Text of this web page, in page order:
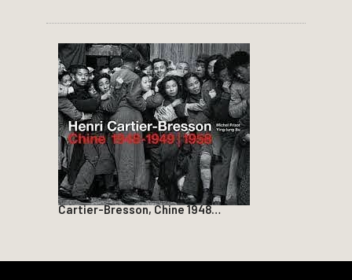
Cartier-Bresson, Chine 1948…